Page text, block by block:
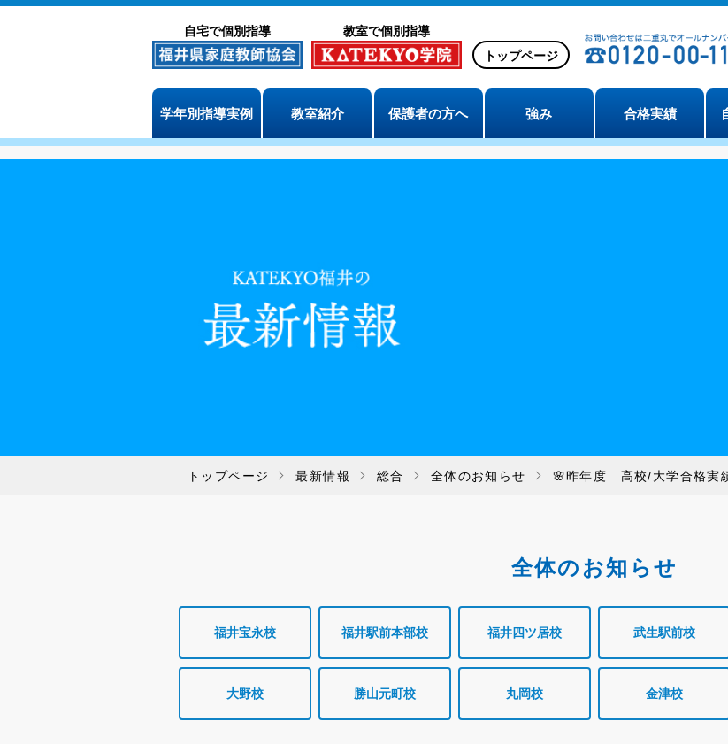
自宅で個別指導
教室で個別指導
トップページ
学年別指導実例 教室紹介 保護者の方へ 強み 合格実績
トップページ 最新情報 総合 全体のお知らせ 🌸昨年度 高校/大学合格
全体のお知らせ
福井宝永校 福井駅前本部校 福井四ツ居校 武生駅前校
大野校 勝山元町校 丸岡校 金津校